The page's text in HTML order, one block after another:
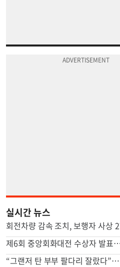
실시간 뉴스
회전차량 감속 조치, 보행자 사상